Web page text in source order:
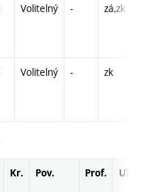
Volitelný - zá,zk
Volitelný - zk
Kr. Pov. Prof. Uk.